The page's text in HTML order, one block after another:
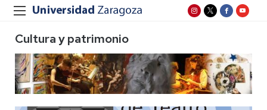
Cultura y patrimonio